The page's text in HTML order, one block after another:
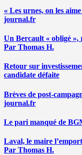
« Les urnes, on les
journal.fr
Un Bercault « obligé »,
Par Thomas H.
Retour sur
candidate défaite
Brèves de post-
journal.fr
Le pari manqué de
Laval, le maire
Par Thomas H.